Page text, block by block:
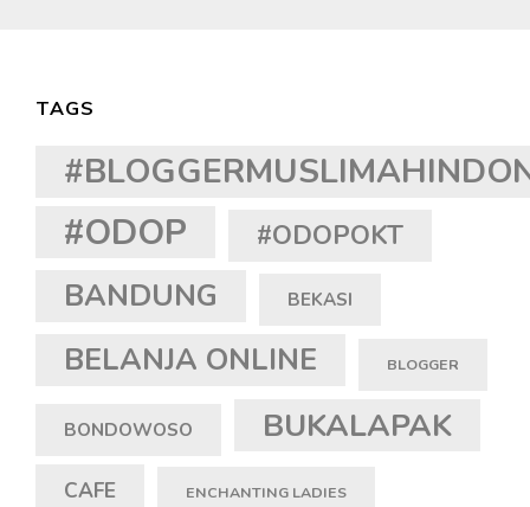
TAGS
#ODOP #ODOPOKT
BANDUNG BEKASI
BELANJA ONLINE BLOGGER
BONDOWOSO BUKALAPAK
CAFE ENCHANTING LADIES